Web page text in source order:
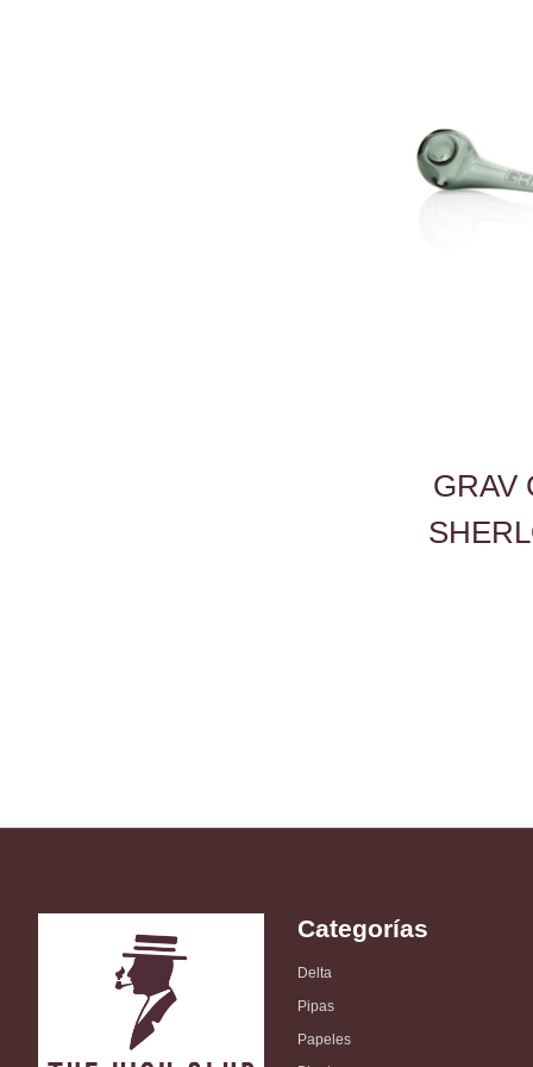
GRAV
Categorías
Delta
Pipas
Papeles